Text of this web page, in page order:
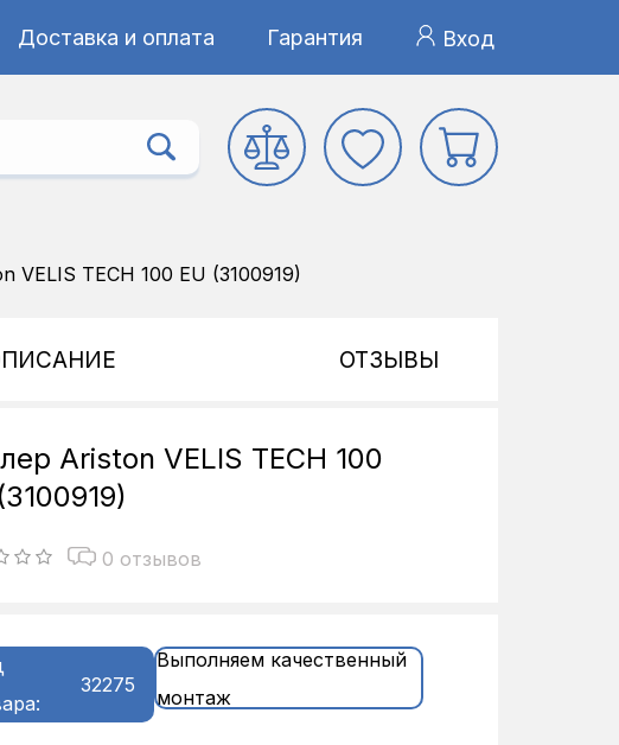
Доставка и оплата Гарантия Вход
VELIS TECH 100 EU (3100919)
ОТЗЫВЫ
Ariston VELIS TECH 100
0 отзывов
32275
Выполняем качественный
монтаж